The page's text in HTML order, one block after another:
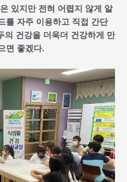
있지만 전혀 어렵지 않게 알
를 자주 이용하고 직접 간단
의 건강을 더욱더 건강하게 만
면 좋겠다.